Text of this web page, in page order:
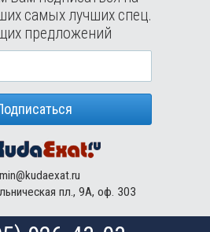
самых лучших спец.
предложений
пл., 9А, оф. 303